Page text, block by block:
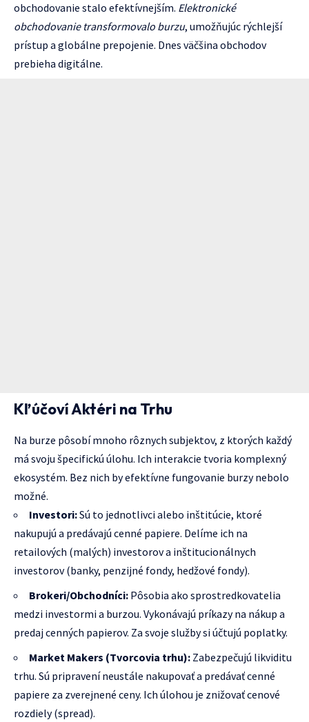
obchodovanie stalo efektívnejším. Elektronické
obchodovanie transformovalo burzu, umožňujúc rýchlejší
prístup a globálne prepojenie. Dnes väčšina obchodov
prebieha digitálne.
Kľúčoví Aktéri na Trhu
Na burze pôsobí mnoho rôznych subjektov, z ktorých každý
má svoju špecifickú úlohu. Ich interakcie tvoria komplexný
ekosystém. Bez nich by efektívne fungovanie burzy nebolo
možné.
Investori:Sú to jednotlivci alebo inštitúcie, ktoré
nakupujú a predávajú cenné papiere. Delíme ich na
retailových (malých) investorov a inštitucionálnych
investorov (banky, penzijné fondy, hedžové fondy).
Brokeri/Obchodníci: Pôsobia ako sprostredkovatelia
medzi investormi a burzou. Vykonávajú príkazy na nákup a
predaj cenných papierov. Za svoje služby si účtujú poplatky.
Market Makers (Tvorcovia trhu): Zabezpečujú likviditu
trhu. Sú pripravení neustále nakupovať a predávať cenné
papiere za zverejnené ceny. Ich úlohou je znižovať cenové
rozdiely (spread).